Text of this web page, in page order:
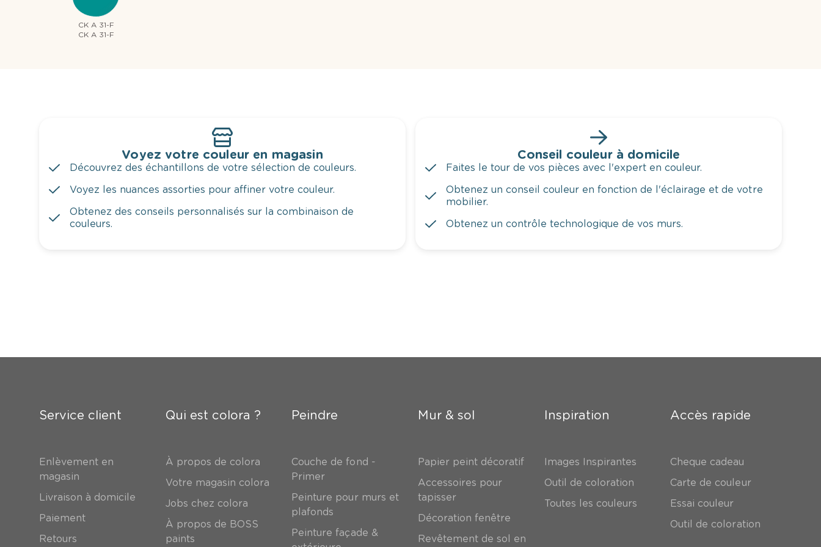
CK A 31-F
CK A 31-F
Voyez votre couleur en magasin
Découvrez des échantillons de votre sélection de couleurs.
Voyez les nuances assorties pour affiner votre couleur.
Obtenez des conseils personnalisés sur la combinaison de
couleurs.
Conseil couleur à domicile
Faites le tour de vos pièces avec l'expert en couleur.
Obtenez un conseil couleur en fonction de l'éclairage et de votre
mobilier.
Obtenez un contrôle technologique de vos murs.
Service client
Enlèvement en
magasin
Livraison à domicile
Paiement
Retours
Qui est colora ?
À propos de colora
Votre magasin colora
Jobs chez colora
À propos de BOSS
paints
Peindre
Couche de fond -
Primer
Peinture pour murs et
plafonds
Peinture façade &
Mur & sol
Papier peint décoratif
Accessoires pour
tapisser
Décoration fenêtre
Revêtement de sol en
Inspiration
Images Inspirantes
Outil de coloration
Toutes les couleurs
Accès rapide
Cheque cadeau
Carte de couleur
Essai couleur
Outil de coloration